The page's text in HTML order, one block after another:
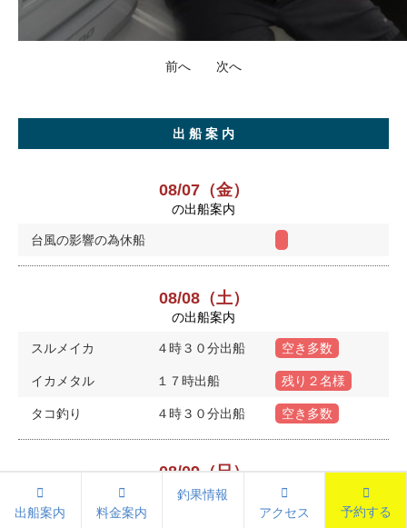
前へ 次へ
出 船 案 内
08/07（金）
の出船案内
台風の影響の為休船
08/08（土）
の出船案内
スルメイカ ４時３０分出船 空き多数
イカメタル １７時出船 残り２名様
タコ釣り ４時３０分出船 空き多数
08/09（日）
の出船案内
スルメイカ 満席です
出船案内 料金案内
釣果情報
アクセス
予約する